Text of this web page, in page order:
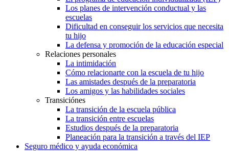
Los planes de intervención conductual y las
escuelas
Dificultad en conseguir los servicios que necesita
tu hijo
La defensa y promoción de la educación especial
Relaciones personales
La intimidación
Cómo relacionarte con la escuela de tu hijo
Las amistades después de la preparatoria
Los amigos y las habilidades sociales
Transiciónes
La transición de la escuela pública
La transición entre escuelas
Estudios después de la preparatoria
Planeación para la transición a través del IEP
Seguro médico y ayuda económica